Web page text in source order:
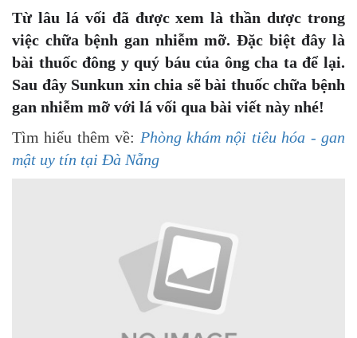
Từ lâu lá vối đã được xem là thần dược trong
việc chữa bệnh gan nhiễm mỡ. Đặc biệt đây là
bài thuốc đông y quý báu của ông cha ta để lại.
Sau đây Sunkun xin chia sẽ bài thuốc chữa bệnh
gan nhiễm mỡ với lá vối qua bài viết này nhé!
Tìm hiểu thêm về: Phòng khám nội tiêu hóa - gan
mật uy tín tại Đà Nẵng